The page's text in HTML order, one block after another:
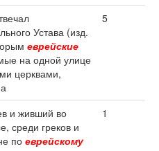
Устава (изд.
еврейские
на одной улице
церквами,
5
и живший во
среди греков и
по еврейскому
1